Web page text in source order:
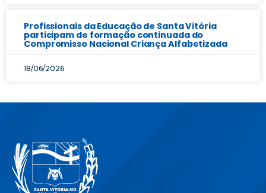
Profissionais da Educação de Santa Vitória
participam de formação continuada do
Compromisso Nacional Criança Alfabetizada
18/06/2026